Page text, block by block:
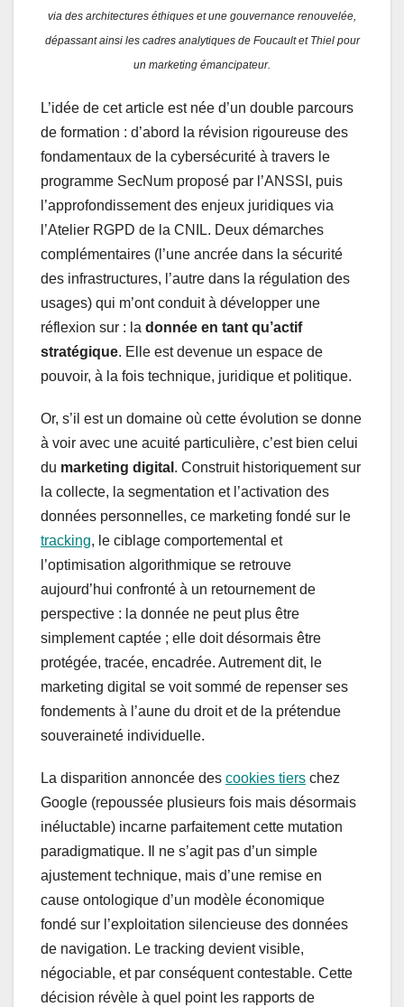
via des architectures éthiques et une gouvernance renouvelée,
dépassant ainsi les cadres analytiques de Foucault et Thiel pour
un marketing émancipateur.
L’idée de cet article est née d’un double parcours
de formation : d’abord la révision rigoureuse des
fondamentaux de la cybersécurité à travers le
programme SecNum proposé par l’ANSSI, puis
l’approfondissement des enjeux juridiques via
l’Atelier RGPD de la CNIL. Deux démarches
complémentaires (l’une ancrée dans la sécurité
des infrastructures, l’autre dans la régulation des
usages) qui m’ont conduit à développer une
réflexion sur : la donnée en tant qu’actif
stratégique. Elle est devenue un espace de
pouvoir, à la fois technique, juridique et politique.
Or, s’il est un domaine où cette évolution se donne
à voir avec une acuité particulière, c’est bien celui
du marketing digital . Construit historiquement sur
la collecte, la segmentation et l’activation des
données personnelles, ce marketing fondé sur le
tracking, le ciblage comportemental et
l’optimisation algorithmique se retrouve
aujourd’hui confronté à un retournement de
perspective : la donnée ne peut plus être
simplement captée ; elle doit désormais être
protégée, tracée, encadrée. Autrement dit, le
marketing digital se voit sommé de repenser ses
fondements à l’aune du droit et de la prétendue
souveraineté individuelle.
La disparition annoncée des cookies tiers chez
Google (repoussée plusieurs fois mais désormais
inéluctable) incarne parfaitement cette mutation
paradigmatique. Il ne s’agit pas d’un simple
ajustement technique, mais d’une remise en
cause ontologique d’un modèle économique
fondé sur l’exploitation silencieuse des données
de navigation. Le tracking devient visible,
négociable, et par conséquent contestable. Cette
décision révèle à quel point les rapports de